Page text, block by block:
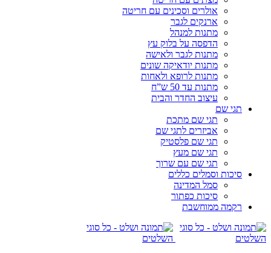
אולרים וסכינים עם חריטה
ארנקים לגבר
מתנות למנהל
הדפסה על בלוק עץ
מתנות לגבר ולאישה
מתנות יודאיקה שונים
מתנות לרופא ולאחות
מתנות עד 50 ש”ח
עיצוב החדר והבית
תגי שם
תגי שם מתכת
אביזרים לתגי שם
תגי שם פלסטיק
תגי שם מעץ
תגי שם עם שרוך
סיכות וסמלים כללים
סמל המדינה
סיכות כפתור
רקמה ממוחשבת